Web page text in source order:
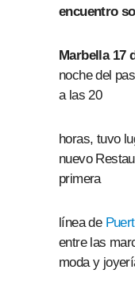
encuentro
Marbella 17
noche del
a las 20
horas, tuvo
nuevo
primera
línea de
entre las
moda y